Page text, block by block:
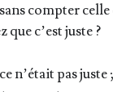
comp­ter celle
que c’est juste ?
n’é­tait pas